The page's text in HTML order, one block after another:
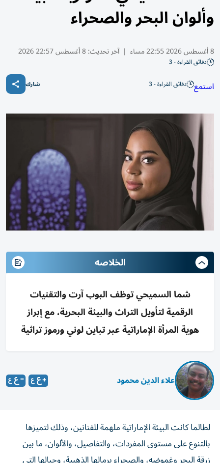
وألوان البحر والصحراء
8 أغسطس 2026 22:55 مساء | آخر تحديث:8 أغسطس 22:57 2026
دقائق القراءة - 3
استمع دقائق القراءة - 3 شارك
الخلاصه
شما السميحي توظف البوب آرت والتقنيات
الرقمية لتأويل التراث والبيئة البحرية، مع إبراز
هوية المرأة الإماراتية عبر تباين لوني ورموز تراثية
علاء الدين محمود
لطالما كانت البيئة الإماراتية ملهمة للفنانين، وذلك لتميزها
بالتنوع على مستوى المفردات، والتفاصيل، والألوان، ما بين